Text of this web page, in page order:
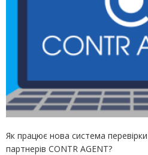
Як працює нова система
партнерів CONTR AGENT?